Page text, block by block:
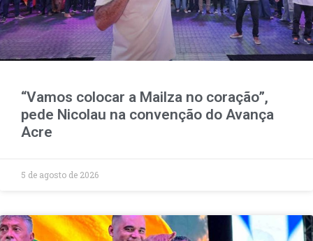
“Vamos colocar a Mailza no coração”,
pede Nicolau na convenção do Avança
Acre
5 de agosto de 2026